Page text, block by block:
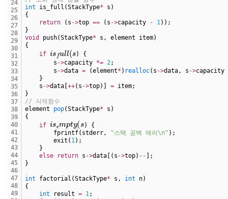
24
25
26
27
28
29
30
31
32
33
34
35
36
37
38
39
40
41
42
43
44
45
46
47
48
49
int is_full(StackType* s)
{
return (s ->top == (s ->capacity - 1));
}
void
push(StackType* s, element item)
{
if
i ful l (s
) {
s ->capacity *= 2;
s ->data = (element* ) realloc(s ->data, s ->capacity
}
s ->data[++(s ->top)] = item;
}
// 삭제함수
element pop(StackType* s)
{
if
i p t
) {
fprintf(stderr,
"스택 공백 에러\n" );
exit( 1);
}
else
return s ->data[(s ->top) - - ];
}
int factorial(StackType* s, int n)
{
int result = 1;